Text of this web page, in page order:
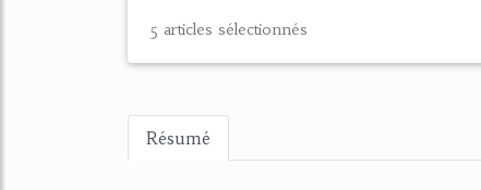
5 articles sélectionnés
Résumé